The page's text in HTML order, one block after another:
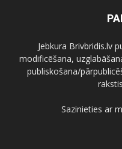
Jebkura Brivbridis.lv
modificēšana,
publiskošana/
Sazinieties ar